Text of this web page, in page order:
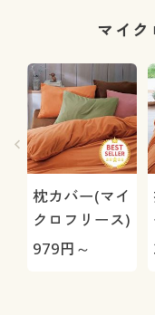
マイク
枕カバー(マイ
クロフリース)
979円～